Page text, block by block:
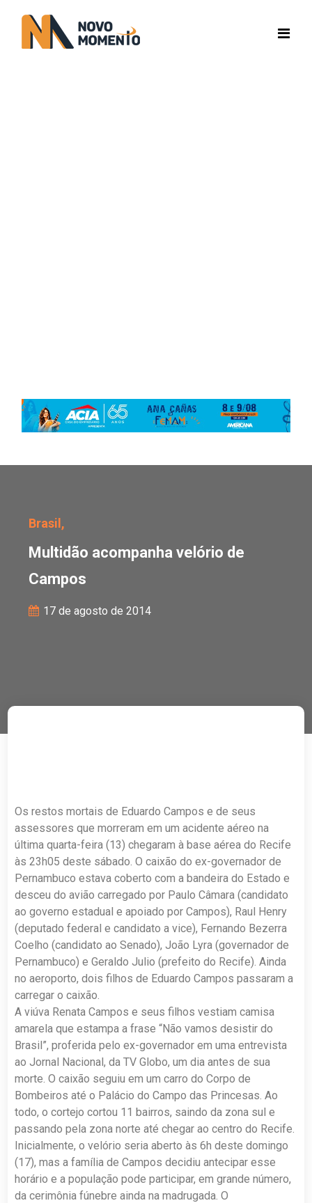
Brasil,
Multidão acompanha velório de
Campos
17 de agosto de 2014
Os restos mortais de Eduardo Campos e de seus
assessores que morreram em um acidente aéreo na
última quarta-feira (13) chegaram à base aérea do Recife
às 23h05 deste sábado. O caixão do ex-governador de
Pernambuco estava coberto com a bandeira do Estado e
desceu do avião carregado por Paulo Câmara (candidato
ao governo estadual e apoiado por Campos), Raul Henry
(deputado federal e candidato a vice), Fernando Bezerra
Coelho (candidato ao Senado), João Lyra (governador de
Pernambuco) e Geraldo Julio (prefeito do Recife). Ainda
no aeroporto, dois filhos de Eduardo Campos passaram a
carregar o caixão.
A viúva Renata Campos e seus filhos vestiam camisa
amarela que estampa a frase “Não vamos desistir do
Brasil”, proferida pelo ex-governador em uma entrevista
ao Jornal Nacional, da TV Globo, um dia antes de sua
morte. O caixão seguiu em um carro do Corpo de
Bombeiros até o Palácio do Campo das Princesas. Ao
todo, o cortejo cortou 11 bairros, saindo da zona sul e
passando pela zona norte até chegar ao centro do Recife.
Inicialmente, o velório seria aberto às 6h deste domingo
(17), mas a família de Campos decidiu antecipar esse
horário e a população pode participar, em grande número,
da cerimônia fúnebre ainda na madrugada. O